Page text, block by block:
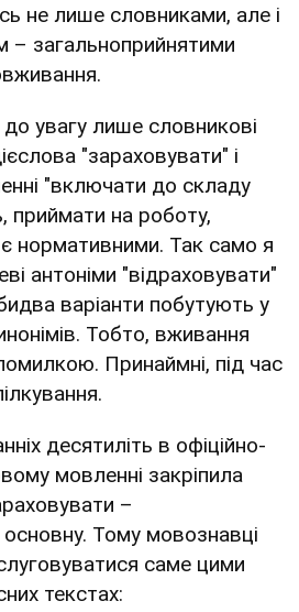
не лише словниками, але і
– загальноприйнятими
увагу лише словникові
"зараховувати" і
"включати до складу
приймати на роботу,
нормативними. Так само я
антоніми "відраховувати"
варіанти побутують у
Тобто, вживання
Принаймні, під час
десятиліть в офіційно-
мовленні закріпила
–
Тому мовознавці
саме цими
текстах: